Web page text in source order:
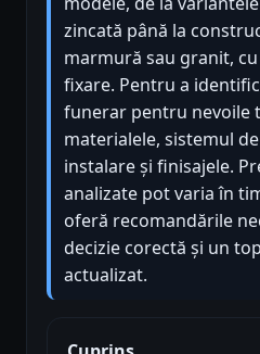
zincată până la
marmură sau granit,
fixare. Pentru a
funerar pentru nevoile
materialele, sistemul
instalare și finisajele.
analizate pot varia în
oferă recomandările
decizie corectă și un
actualizat.